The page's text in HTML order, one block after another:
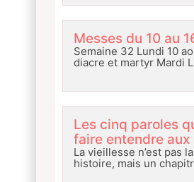
Messes du 10 au
Semaine 32 Lundi 10
diacre et martyr Mardi
Les cinq paroles
faire entendre
La vieillesse n’est pas
histoire, mais un